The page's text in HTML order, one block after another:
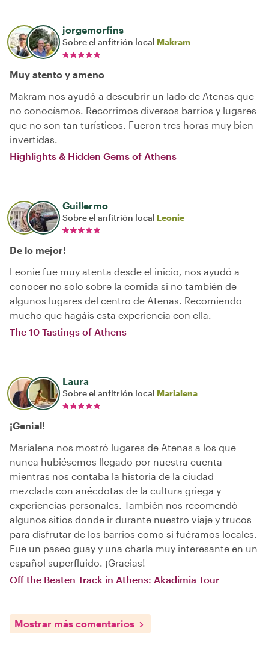
jorgemorfins
Sobre el anfitrión local Makram
Muy atento y ameno
Makram nos ayudó a descubrir un lado de Atenas que
no conocíamos. Recorrimos diversos barrios y lugares
que no son tan turísticos. Fueron tres horas muy bien
invertidas.
Highlights & Hidden Gems of Athens
Guillermo
Sobre el anfitrión local Leonie
De lo mejor!
Leonie fue muy atenta desde el inicio, nos ayudó a
conocer no solo sobre la comida si no también de
algunos lugares del centro de Atenas. Recomiendo
mucho que hagáis esta experiencia con ella.
The 10 Tastings of Athens
Laura
Sobre el anfitrión local Marialena
¡Genial!
Marialena nos mostró lugares de Atenas a los que
nunca hubiésemos llegado por nuestra cuenta
mientras nos contaba la historia de la ciudad
mezclada con anécdotas de la cultura griega y
experiencias personales. También nos recomendó
algunos sitios donde ir durante nuestro viaje y trucos
para disfrutar de los barrios como si fuéramos locales.
Fue un paseo guay y una charla muy interesante en un
español superfluido. ¡Gracias!
Off the Beaten Track in Athens: Akadimia Tour
Mostrar más comentarios